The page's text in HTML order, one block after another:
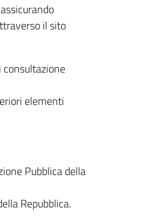
il sito
consultazione
elementi
Pubblica della
Repubblica.